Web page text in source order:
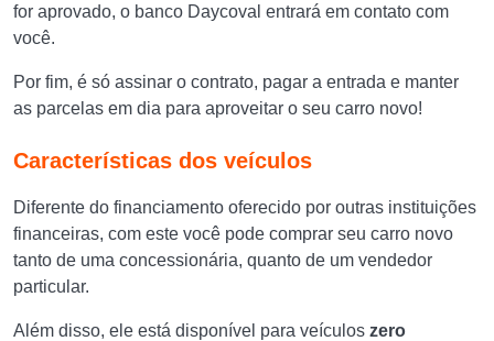
for aprovado, o banco Daycoval entrará em contato com
você.
Por fim, é só assinar o contrato, pagar a entrada e manter
as parcelas em dia para aproveitar o seu carro novo!
Características dos veículos
Diferente do financiamento oferecido por outras instituições
financeiras, com este você pode comprar seu carro novo
tanto de uma concessionária, quanto de um vendedor
particular.
Além disso, ele está disponível para veículos zero